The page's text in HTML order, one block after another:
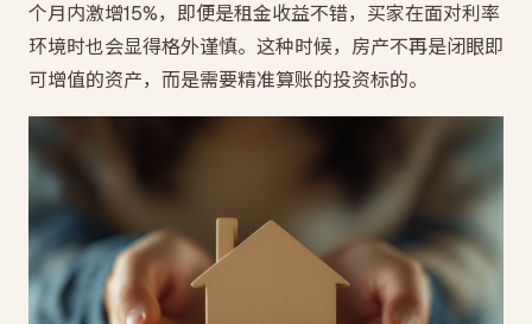
个月内激增15%，即便是租金收益不错，买家在面对利率
环境时也会显得格外谨慎。这种时候，房产不再是闭眼即
可增值的资产，而是需要精准算账的投资标的。